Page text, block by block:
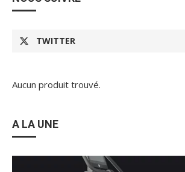
TWITTER
Aucun produit trouvé.
A LA UNE